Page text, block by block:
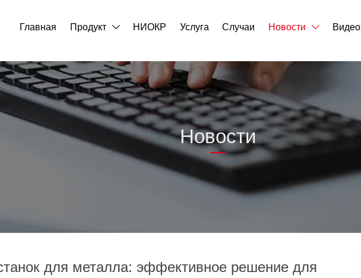
Главная Продукт  НИОКР Услуга Случаи Новости  Видео
Новости
для металла: эффективное решение для